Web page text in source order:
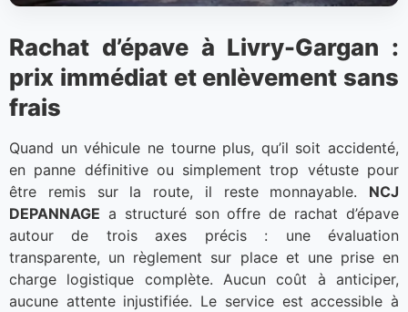
Rachat d’épave à Livry-Gargan :
prix immédiat et enlèvement sans
frais
Quand un véhicule ne tourne plus, qu’il soit accidenté,
en panne définitive ou simplement trop vétuste pour
être remis sur la route, il reste monnayable. NCJ
DEPANNAGE a structuré son offre de rachat d’épave
autour de trois axes précis : une évaluation
transparente, un règlement sur place et une prise en
charge logistique complète. Aucun coût à anticiper,
aucune attente injustifiée. Le service est accessible à